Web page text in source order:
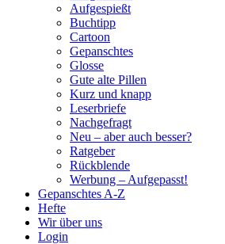
Aufgespießt
Buchtipp
Cartoon
Gepanschtes
Glosse
Gute alte Pillen
Kurz und knapp
Leserbriefe
Nachgefragt
Neu – aber auch besser?
Ratgeber
Rückblende
Werbung – Aufgepasst!
Gepanschtes A-Z
Hefte
Wir über uns
Login